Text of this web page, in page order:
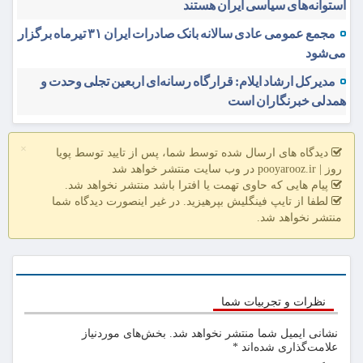
استوانه‌های سیاسی ایران هستند
مجمع عمومی عادی سالانه بانک صادرات ایران ۳۱ تیرماه برگزار
می‌شود
مدیرکل ارشاد ایلام: قرارگاه رسانه‌ای اربعین تجلی وحدت و
همدلی خبرنگاران است
×
دیدگاه های ارسال شده توسط شما، پس از تایید توسط پویا
روز | pooyarooz.ir در وب سایت منتشر خواهد شد
پیام هایی که حاوی تهمت یا افترا باشد منتشر نخواهد شد.
لطفا از تایپ فینگلیش بپرهیزید. در غیر اینصورت دیدگاه شما
منتشر نخواهد شد.
نظرات و تجربیات شما
نشانی ایمیل شما منتشر نخواهد شد.
بخش‌های موردنیاز
علامت‌گذاری شده‌اند *